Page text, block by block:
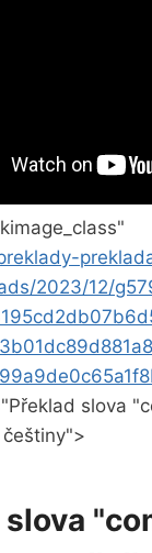
2023/12/
slova